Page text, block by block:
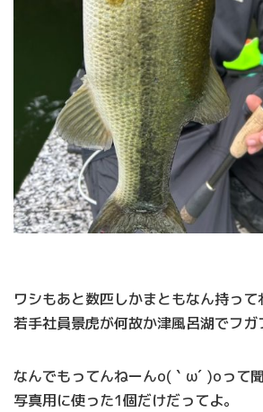
ワシもあと数匹しかまともなん持っ
若手社員景虎が何故か津風呂湖でフガ
なんでもってんねーんo(｀ω´ )oって
写真用に使った1個だけだってよ。